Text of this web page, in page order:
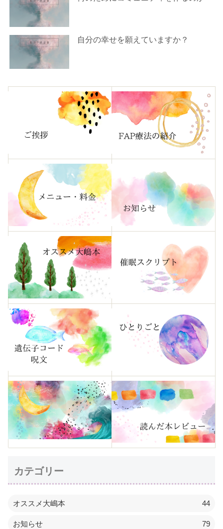
自分の幸せを願えていますか？
カテゴリー
オススメ大嶋本 44
お知らせ 79